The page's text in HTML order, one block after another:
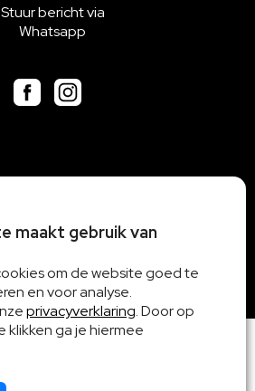
Stuur bericht via
Whatsapp
maakt gebruik van
om de website goed te
en voor analyse.
privacyverklaring. Door op
klikken ga je hiermee